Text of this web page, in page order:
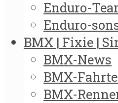
Enduro-
Enduro-
BMX | Fixie |
BMX-News
BMX-
BMX-